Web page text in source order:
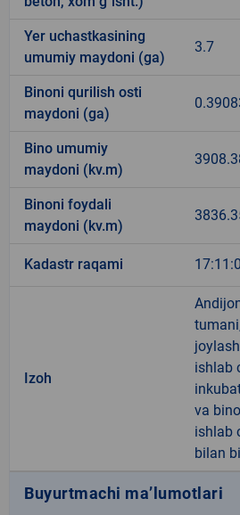
Yer uchastkasining
umumiy maydoni (ga)
3.7
Binoni qurilish osti
maydoni (ga)
Bino umumiy
maydoni (kv.m)
Binoni foydali
maydoni (kv.m)
Kadastr raqami
Izoh
ishlab
va
ishlab
bilan
Buyurtmachi ma’lumotlari